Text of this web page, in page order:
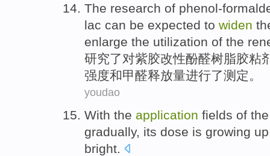
The research of phenol-
lac can be expected to widen
enlarge the utilization of the
研究了对紫胶改性酚醛树脂胶粘
强度和甲醛释放量进行了测定。
youdao
With the application fields of the
gradually, its dose is growing
bright.